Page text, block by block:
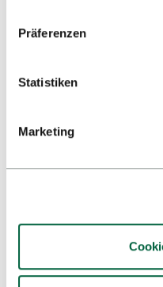
Präferenzen
Statistiken
Marketing
Data
Declaration on